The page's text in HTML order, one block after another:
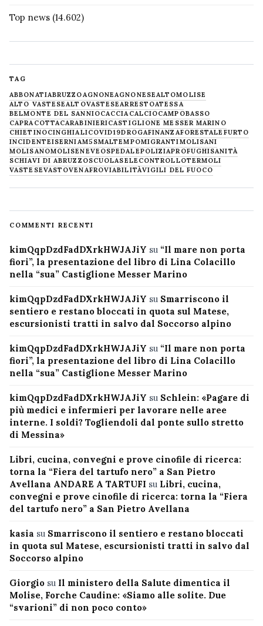
Top news (14.602)
TAG
ABBONATIABRUZZOAGNONEAGNONESEALTOMOLISE
ALTO VASTESEALTOVASTESEARRESTOATESSA
BELMONTE DEL SANNIOCACCIACALCIOCAMPOBASSO
CAPRACOTTACARABINIERICASTIGLIONE MESSER MARINO
CHIETINOCINGHIALICOVID19DROGAFINANZAFORESTALE FURTO
INCIDENTEISERNIAM5SMALTEMPOMIGRANTIMOLISANI
MOLISANOMOLISENEVE OSPEDALEPOLIZIAPROFUGHISANITÀ
SCHIAVI DI ABRUZZOSCUOLASELECONTROLLOTERMOLI
VASTESEVASTOVENAFROVIABILITÀVIGILI DEL FUOCO
COMMENTI RECENTI
kimQqpDzdFadDXrkHWJAJiY su “Il mare non porta
fiori”, la presentazione del libro di Lina Colacillo
nella “sua” Castiglione Messer Marino
kimQqpDzdFadDXrkHWJAJiY su Smarriscono il
sentiero e restano bloccati in quota sul Matese,
escursionisti tratti in salvo dal Soccorso alpino
kimQqpDzdFadDXrkHWJAJiY su “Il mare non porta
fiori”, la presentazione del libro di Lina Colacillo
nella “sua” Castiglione Messer Marino
kimQqpDzdFadDXrkHWJAJiY su Schlein: «Pagare di
più medici e infermieri per lavorare nelle aree
interne. I soldi? Togliendoli dal ponte sullo stretto
di Messina»
Libri, cucina, convegni e prove cinofile di ricerca:
torna la “Fiera del tartufo nero” a San Pietro
Avellana ANDARE A TARTUFI su Libri, cucina,
convegni e prove cinofile di ricerca: torna la “Fiera
del tartufo nero” a San Pietro Avellana
kasia su Smarriscono il sentiero e restano bloccati
in quota sul Matese, escursionisti tratti in salvo dal
Soccorso alpino
Giorgio su Il ministero della Salute dimentica il
Molise, Forche Caudine: «Siamo alle solite. Due
“svarioni” di non poco conto»